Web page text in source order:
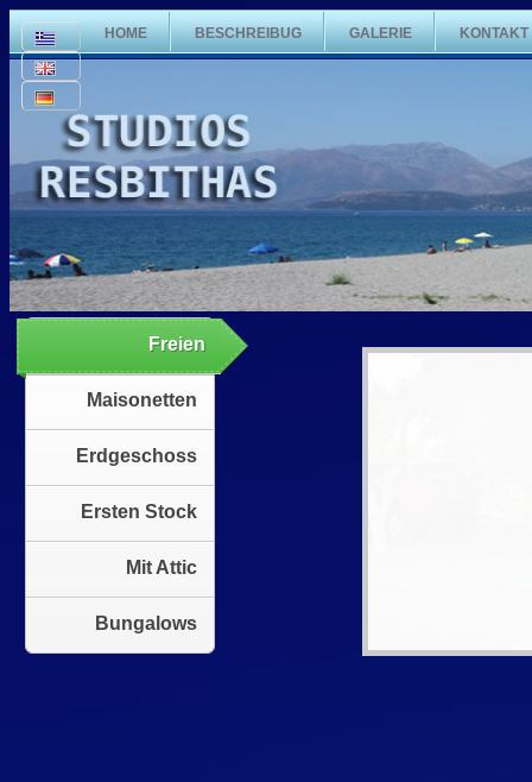
HOME BESCHREIBUG GALERIE KONTAKT
Freien
Maisonetten
Erdgeschoss
Ersten Stock
Mit Attic
Bungalows